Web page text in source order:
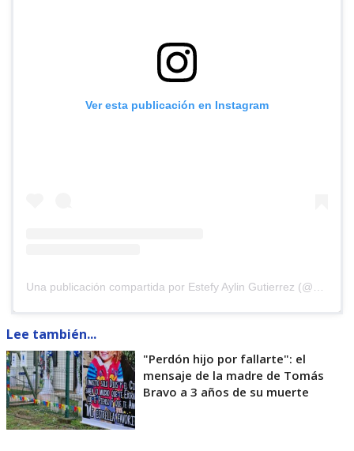
Ver esta publicación en Instagram
Lee también...
"Perdón hijo por fallarte": el
mensaje de la madre de Tomás
Bravo a 3 años de su muerte